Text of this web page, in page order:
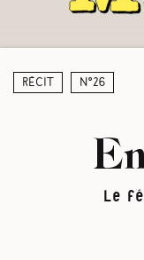
Récit N°26
Le